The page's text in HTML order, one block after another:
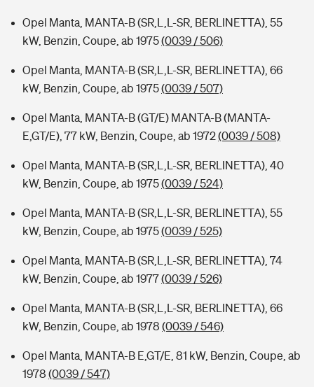
Opel Manta, MANTA-B (SR,L,L-SR, BERLINETTA), 55
kW, Benzin, Coupe, ab 1975(0039 / 506)
Opel Manta, MANTA-B (SR,L,L-SR, BERLINETTA), 66
kW, Benzin, Coupe, ab 1975(0039 / 507)
Opel Manta, MANTA-B (GT/E) MANTA-B (MANTA-
E,GT/E), 77 kW, Benzin, Coupe, ab 1972(0039 / 508)
Opel Manta, MANTA-B (SR,L,L-SR, BERLINETTA), 40
kW, Benzin, Coupe, ab 1975(0039 / 524)
Opel Manta, MANTA-B (SR,L,L-SR, BERLINETTA), 55
kW, Benzin, Coupe, ab 1975(0039 / 525)
Opel Manta, MANTA-B (SR,L,L-SR, BERLINETTA), 74
kW, Benzin, Coupe, ab 1977(0039 / 526)
Opel Manta, MANTA-B (SR,L,L-SR, BERLINETTA), 66
kW, Benzin, Coupe, ab 1978 (0039 / 546)
Opel Manta, MANTA-B E,GT/E, 81 kW, Benzin, Coupe, ab
1978 (0039 / 547)